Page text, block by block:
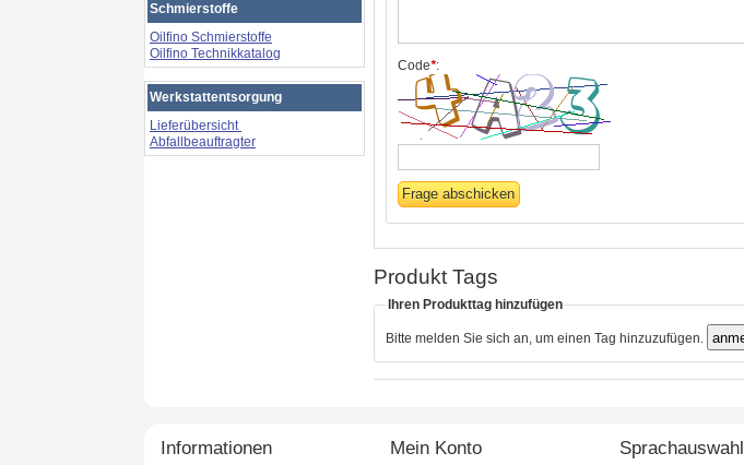
Code*:
Produkt Tags
Ihren Produkttag hinzufügen
Bitte melden Sie sich an, um einen Tag hinzuzufügen.
Schmierstoffe
Oilfino Schmierstoffe
Oilfino Technikkatalog
Werkstattentsorgung
Lieferübersicht
Abfallbeauftragter
Informationen Mein Konto Sprachauswahl